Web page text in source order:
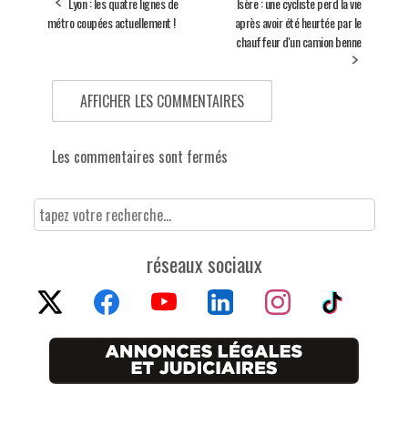
métro coupées actuellement !
après avoir été heurtée par le
chauffeur d'un camion benne
AFFICHER LES COMMENTAIRES
Les commentaires sont fermés
réseaux sociaux